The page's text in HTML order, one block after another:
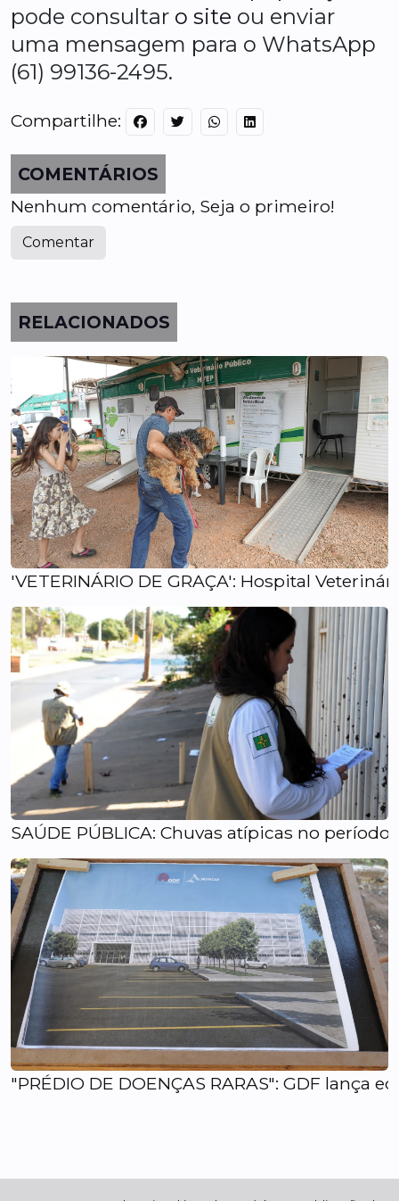
pode consultar o site ou enviar
uma mensagem para o WhatsApp
(61) 99136-2495.
Compartilhe:
COMENTÁRIOS
Nenhum comentário, Seja o primeiro!
Comentar
RELACIONADOS
'VETERINÁRIO DE GRAÇA': Hospital
SAÚDE PÚBLICA: Chuvas atípicas no
"PRÉDIO DE DOENÇAS RARAS": GDF